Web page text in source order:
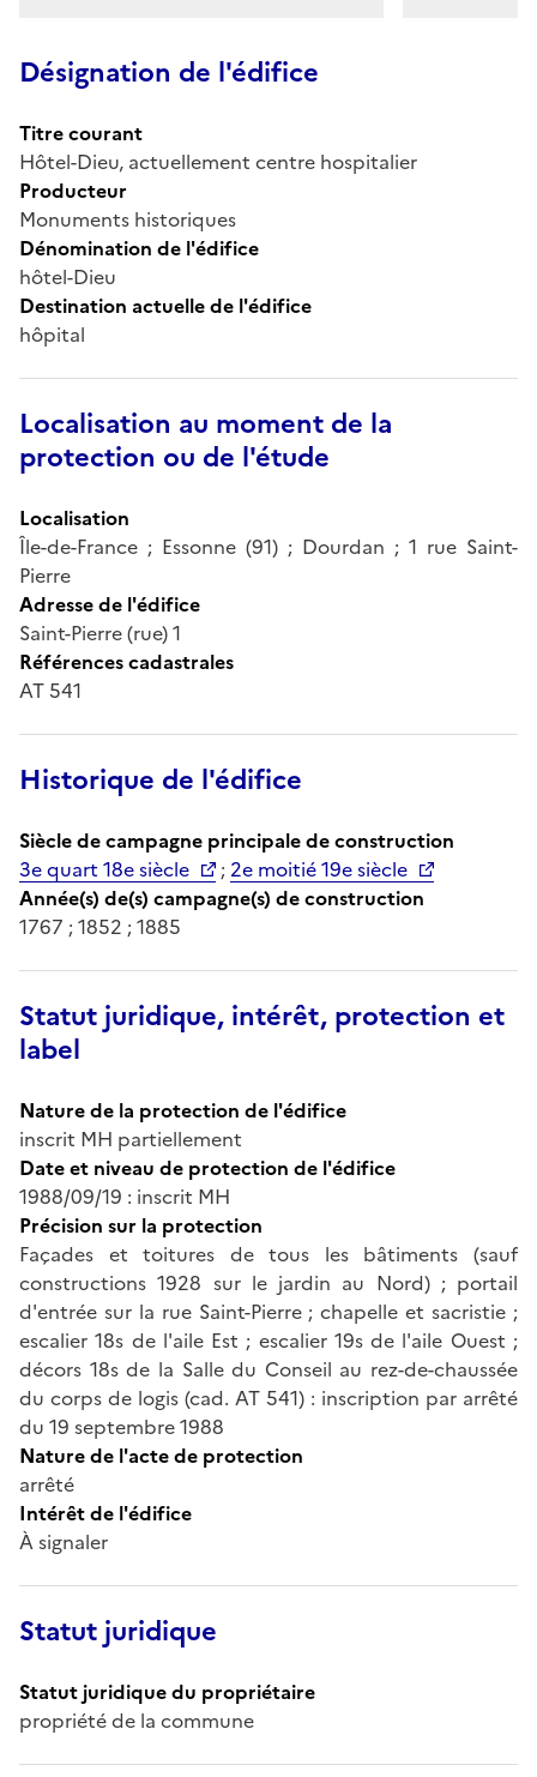
Désignation de l'édifice
Titre courant
Hôtel-Dieu, actuellement centre hospitalier
Producteur
Monuments historiques
Dénomination de l'édifice
hôtel-Dieu
Destination actuelle de l'édifice
hôpital
Localisation au moment de la
protection ou de l'étude
Localisation
Île-de-France ; Essonne (91) ; Dourdan ; 1 rue Saint-
Pierre
Adresse de l'édifice
Saint-Pierre (rue) 1
Références cadastrales
AT 541
Historique de l'édifice
Siècle de campagne principale de construction
3e quart 18e siècle
; 2e moitié 19e siècle
Année(s) de(s) campagne(s) de construction
1767 ; 1852 ; 1885
Statut juridique, intérêt, protection et
label
Nature de la protection de l'édifice
inscrit MH partiellement
Date et niveau de protection de l'édifice
1988/09/19 : inscrit MH
Précision sur la protection
Façades et toitures de tous les bâtiments (sauf
constructions 1928 sur le jardin au Nord) ; portail
d'entrée sur la rue Saint-Pierre ; chapelle et sacristie ;
escalier 18s de l'aile Est ; escalier 19s de l'aile Ouest ;
décors 18s de la Salle du Conseil au rez-de-chaussée
du corps de logis (cad. AT 541) : inscription par arrêté
du 19 septembre 1988
Nature de l'acte de protection
arrêté
Intérêt de l'édifice
À signaler
Statut juridique
Statut juridique du propriétaire
propriété de la commune